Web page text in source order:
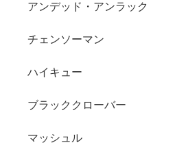
アンデッド・アンラック
チェンソーマン
ハイキュー
ブラッククローバー
マッシュル